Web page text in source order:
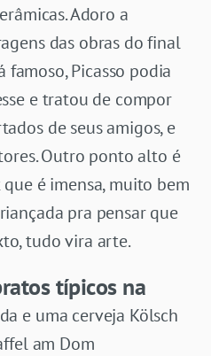
Adoro a
das obras do final
famoso, Picasso podia
e tratou de compor
de seus amigos, e
Outro ponto alto é
é imensa, muito bem
pra pensar que
tudo vira arte.
típicos na
e uma cerveja Kölsch
am Dom